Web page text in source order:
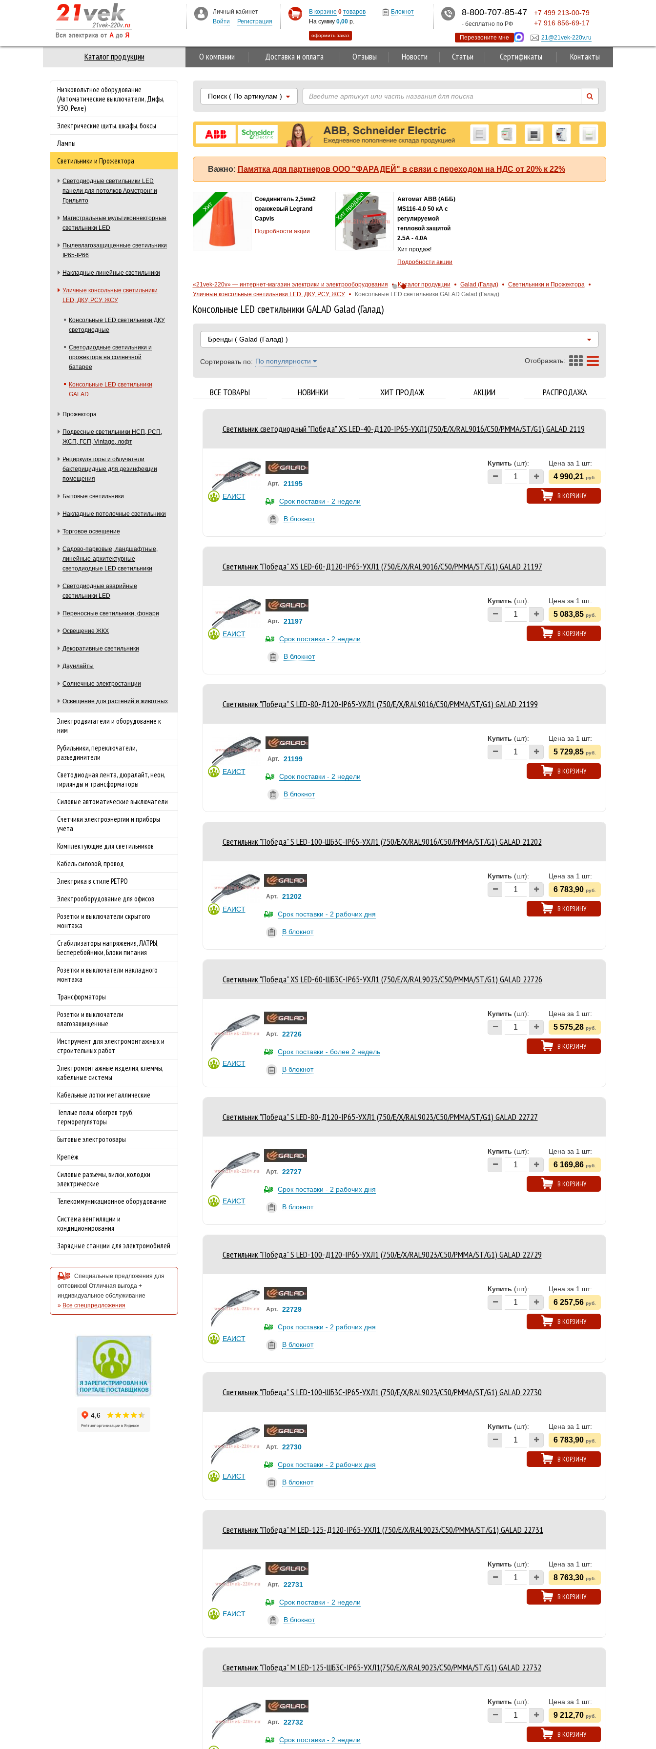
Каталог продукции О компании Доставка и оплата Отзывы Новости Статьи Сертификаты Контакты
Низковольтное оборудование
(Автоматические выключатели, Дифы,
УЗО, Реле)
Электрические щиты, шкафы, боксы
Лампы
Светильники и Прожектора
Светодиодные светильники LED
панели для потолков Армстронг и
Грильято
Магистральные мультиконнекторные
светильники LED
Пылевлагозащищенные светильники
IP65-IP66
Накладные линейные светильники
Уличные консольные светильники
LED, ДКУ, РСУ, ЖСУ
Консольные LED светильники ДКУ
светодиодные
Светодиодные светильники и
прожектора на солнечной
батарее
Консольные LED светильники
GALAD
Прожектора
Подвесные светильники НСП, РСП,
ЖСП, ГСП, Vintage, лофт
Рециркуляторы и облучатели
бактерицидные для дезинфекции
помещения
Бытовые светильники
Накладные потолочные светильники
Торговое освещение
Садово-парковые, ландшафтные,
линейные-архитектурные
светодиодные LED светильники
Светодиодные аварийные
светильники LED
Переносные светильники, фонари
Освещение ЖКХ
Декоративные светильники
Даунлайты
Солнечные электростанции
Освещение для растений и животных
Электродвигатели и оборудование к
ним
Рубильники, переключатели,
разъединители
Светодиодная лента, дюралайт, неон,
гирлянды и трансформаторы
Силовые автоматические выключатели
Счетчики электроэнергии и приборы
учёта
Комплектующие для светильников
Кабель силовой, провод
Электрика в стиле РЕТРО
Электрооборудование для офисов
Розетки и выключатели скрытого
монтажа
Стабилизаторы напряжения, ЛАТРЫ,
Бесперебойники, Блоки питания
Розетки и выключатели накладного
монтажа
Трансформаторы
Розетки и выключатели
влагозащищенные
Инструмент для электромонтажных и
строительных работ
Электромонтажные изделия, клеммы,
кабельные системы
Кабельные лотки металлические
Теплые полы, обогрев труб,
терморегуляторы
Бытовые электротовары
Крепёж
Силовые разъёмы, вилки, колодки
электрические
Телекоммуникационное оборудование
Система вентиляции и
кондиционирования
Зарядные станции для электромобилей
Специальные предложения для
оптовиков! Отличная выгода +
индивидуальное обслуживание
» Все спецпредложения
Поиск( По артикулам )
Важно: Памятка для партнеров ООО "ФАРАДЕЙ" в связи с переходом на НДС от 20% к 22%
майские праздники!!!
преддверии сезона
Подробности акции
Хит
Соединитель 2,5мм2
оранжевый Legrand
Capvis
Подробности акции
Хит продаж!
Автомат ABB (АББ)
MS116-4.0 50 кА с
регулируемой
тепловой защитой
2.5A - 4.0А
Хит продаж!
Подробности акции
«21vek-220v» — интернет-магазин электрики и электрооборудования Каталог продукции Galad (Галад)
Светильники и Прожектора
Уличные консольные светильники LED, ДКУ, РСУ, ЖСУ
Консольные LED светильники GALAD Galad (Галад)
Консольные LED светильники GALAD Galad (Галад)
Бренды( Galad (Галад) )
Сортировать по: По популярности Отображать:
ВСЕ ТОВАРЫ НОВИНКИ ХИТ ПРОДАЖ АКЦИИ РАСПРОДАЖА
Светильник светодиодный "Победа" XS LED-40-Д120-IP65-УХЛ1(750/E/X/RAL9016/C50/PMMA/ST/G1) GALAD 2119
ЕАИСТ
Арт. 21195
Срок поставки - 2 недели
В блокнот
Купить (шт): Цена за 1 шт:
4 990,21 руб.
В КОРЗИНУ
Светильник "Победа" XS LED-60-Д120-IP65-УХЛ1 (750/E/X/RAL9016/C50/PMMA/ST/G1) GALAD 21197
ЕАИСТ
Арт. 21197
Срок поставки - 2 недели
В блокнот
Купить (шт): Цена за 1 шт:
5 083,85 руб.
В КОРЗИНУ
Светильник "Победа" S LED-80-Д120-IP65-УХЛ1 (750/E/X/RAL9016/C50/PMMA/ST/G1) GALAD 21199
ЕАИСТ
Арт. 21199
Срок поставки - 2 недели
В блокнот
Купить (шт): Цена за 1 шт:
5 729,85 руб.
В КОРЗИНУ
Светильник "Победа" S LED-100-ШБ3С-IP65-УХЛ1 (750/E/X/RAL9016/C50/PMMA/ST/G1) GALAD 21202
ЕАИСТ
Арт. 21202
Срок поставки - 2 рабочих дня
В блокнот
Купить (шт): Цена за 1 шт:
6 783,90 руб.
В КОРЗИНУ
Светильник "Победа" XS LED-60-ШБ3С-IP65-УХЛ1 (750/E/X/RAL9023/C50/PMMA/ST/G1) GALAD 22726
ЕАИСТ
Арт. 22726
Срок поставки - более 2 недель
В блокнот
Купить (шт): Цена за 1 шт:
5 575,28 руб.
В КОРЗИНУ
Светильник "Победа" S LED-80-Д120-IP65-УХЛ1 (750/E/X/RAL9023/C50/PMMA/ST/G1) GALAD 22727
ЕАИСТ
Арт. 22727
Срок поставки - 2 рабочих дня
В блокнот
Купить (шт): Цена за 1 шт:
6 169,86 руб.
В КОРЗИНУ
Светильник "Победа" S LED-100-Д120-IP65-УХЛ1 (750/E/X/RAL9023/C50/PMMA/ST/G1) GALAD 22729
ЕАИСТ
Арт. 22729
Срок поставки - 2 рабочих дня
В блокнот
Купить (шт): Цена за 1 шт:
6 257,56 руб.
В КОРЗИНУ
Светильник "Победа" S LED-100-ШБ3С-IP65-УХЛ1 (750/E/X/RAL9023/C50/PMMA/ST/G1) GALAD 22730
ЕАИСТ
Арт. 22730
Срок поставки - 2 рабочих дня
В блокнот
Купить (шт): Цена за 1 шт:
6 783,90 руб.
В КОРЗИНУ
Светильник "Победа" M LED-125-Д120-IP65-УХЛ1 (750/E/X/RAL9023/C50/PMMA/ST/G1) GALAD 22731
ЕАИСТ
Арт. 22731
Срок поставки - 2 недели
В блокнот
Купить (шт): Цена за 1 шт:
8 763,30 руб.
В КОРЗИНУ
Светильник "Победа" M LED-125-ШБ3С-IP65-УХЛ1(750/E/X/RAL9023/C50/PMMA/ST/G1) GALAD 22732
Арт. 22732
Срок поставки - 2 недели
Купить (шт): Цена за 1 шт:
9 212,70 руб.
В КОРЗИНУ
Личный кабинет
Войти
Регистрация
В корзине 0 товаров
На сумму 0,00 р.
оформить заказ
Блокнот 8-800-707-85-47
- бесплатно по РФ
+7 499 213-00-79
+7 916 856-69-17
Перезвоните мне 21@21vek-220v.ru